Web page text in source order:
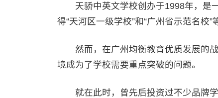
天骄中英文学校创办于1998年，是一
得“天河区一级学校”和“广州省示范名校”
然而，在广州均衡教育优质发展的战
境成为了学校需要重点突破的问题。
就在此时，曾先后投资过不少品牌学